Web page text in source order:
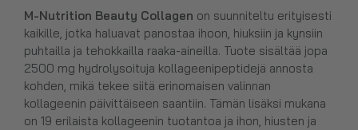
M-Nutrition Beauty Collagen on suunniteltu erityisesti
kaikille, jotka haluavat panostaa ihoon, hiuksiin ja kynsiin
puhtailla ja tehokkailla raaka-aineilla. Tuote sisältää jopa
2500 mg hydrolysoituja kollageenipeptidejä annosta
kohden, mikä tekee siitä erinomaisen valinnan
kollageenin päivittäiseen saantiin. Tämän lisäksi mukana
on 19 erilaista kollageenin tuotantoa ja ihon, hiusten ja